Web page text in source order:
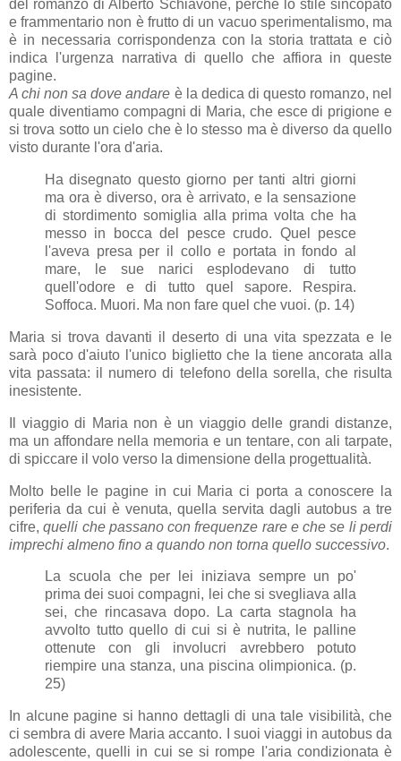
del romanzo di Alberto Schiavone, perché lo stile sincopato
e frammentario non è frutto di un vacuo sperimentalismo, ma
è in necessaria corrispondenza con la storia trattata e ciò
indica l'urgenza narrativa di quello che affiora in queste
pagine.
A chi non sa dove andare è la dedica di questo romanzo, nel
quale diventiamo compagni di Maria, che esce di prigione e
si trova sotto un cielo che è lo stesso ma è diverso da quello
visto durante l'ora d'aria.
Ha disegnato questo giorno per tanti altri giorni
ma ora è diverso, ora è arrivato, e la sensazione
di stordimento somiglia alla prima volta che ha
messo in bocca del pesce crudo. Quel pesce
l'aveva presa per il collo e portata in fondo al
mare, le sue narici esplodevano di tutto
quell'odore e di tutto quel sapore. Respira.
Soffoca. Muori. Ma non fare quel che vuoi. (p. 14)
Maria si trova davanti il deserto di una vita spezzata e le
sarà poco d'aiuto l'unico biglietto che la tiene ancorata alla
vita passata: il numero di telefono della sorella, che risulta
inesistente.
Il viaggio di Maria non è un viaggio delle grandi distanze,
ma un affondare nella memoria e un tentare, con ali tarpate,
di spiccare il volo verso la dimensione della progettualità.
Molto belle le pagine in cui Maria ci porta a conoscere la
periferia da cui è venuta, quella servita dagli autobus a tre
cifre,quelli che passano con frequenze rare e che se li perdi
imprechi almeno fino a quando non torna quello successivo.
La scuola che per lei iniziava sempre un po'
prima dei suoi compagni, lei che si svegliava alla
sei, che rincasava dopo. La carta stagnola ha
avvolto tutto quello di cui si è nutrita, le palline
ottenute con gli involucri avrebbero potuto
riempire una stanza, una piscina olimpionica. (p.
25)
In alcune pagine si hanno dettagli di una tale visibilità, che
ci sembra di avere Maria accanto. I suoi viaggi in autobus da
adolescente, quelli in cui se si rompe l'aria condizionata è